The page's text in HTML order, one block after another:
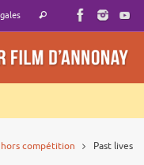
Recherche
Rechercher
compétition
Past lives